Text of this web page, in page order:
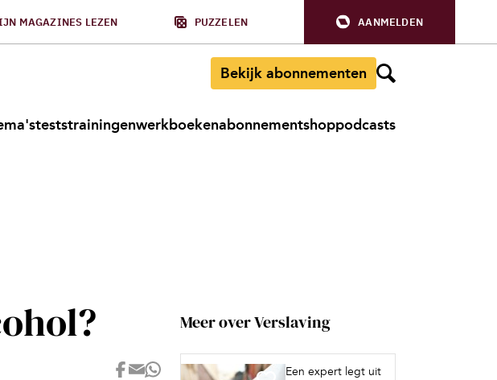
MAGAZINES LEZEN PUZZELEN AANMELDEN
Bekijk abonnementen
teststrainingenwerkboekenabonnementshoppodcasts
Meer over Verslaving
Een expert legt uit